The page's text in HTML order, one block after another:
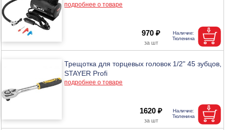
подробнее о товаре
970 ₽
Трещотка для торцевых головок 1/2" 45 зубцов,
STAYER Profi
подробнее о товаре
1620 ₽